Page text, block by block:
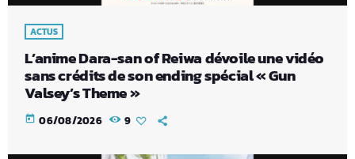
ACTUS
L’anime Dara-san of Reiwa dévoile une vidéo
sans crédits de son ending spécial « Gun
Valsey’s Theme »
today 06/08/2026 9